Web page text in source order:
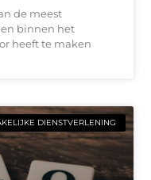
de meest
binnen het
heeft te maken
DIENSTVERLENING